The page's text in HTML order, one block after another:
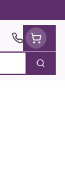
Zoek